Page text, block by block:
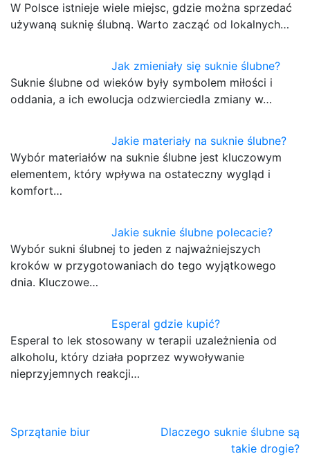
W Polsce istnieje wiele miejsc, gdzie można sprzedać
używaną suknię ślubną. Warto zacząć od lokalnych…
Jak zmieniały się suknie ślubne?
Suknie ślubne od wieków były symbolem miłości i
oddania, a ich ewolucja odzwierciedla zmiany w…
Jakie materiały na suknie ślubne?
Wybór materiałów na suknie ślubne jest kluczowym
elementem, który wpływa na ostateczny wygląd i
komfort…
Jakie suknie ślubne polecacie?
Wybór sukni ślubnej to jeden z najważniejszych
kroków w przygotowaniach do tego wyjątkowego
dnia. Kluczowe…
Esperal gdzie kupić?
Esperal to lek stosowany w terapii uzależnienia od
alkoholu, który działa poprzez wywoływanie
nieprzyjemnych reakcji…
Nawigacja
Sprzątanie biur
Dlaczego suknie ślubne są
takie drogie?